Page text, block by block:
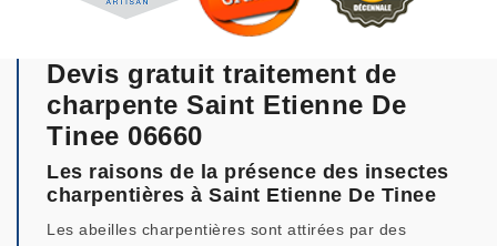
Devis gratuit traitement de
charpente Saint Etienne De
Tinee 06660
Les raisons de la présence des insectes
charpentières à Saint Etienne De Tinee
Les abeilles charpentières sont attirées par des